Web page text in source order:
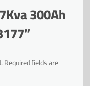
300Ah
Required fields are